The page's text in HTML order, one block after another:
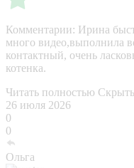
Комментарии: Ирина
много видео,выполнила
контактный, очень
котенка.
Читать полностью Скрыть
26 июля 2026
0
0
Ольга